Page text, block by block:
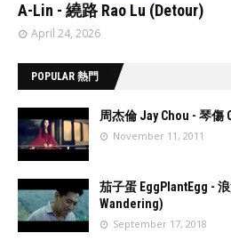
A-Lin - 繞路 Rao Lu (Detour)
April 24, 2026
POPULAR 熱門
'data:post.fea
turedImage
resizeImage
100'
周杰倫 Jay Chou - 琴傷
November 11, 2011
茄子蛋 EggPlantEgg -
Wandering)
September 17, 2018